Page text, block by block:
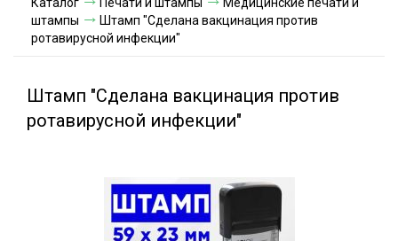
Условия оплаты
Акции и скидки
штампы
Штамп "Сделана вакцинация против
ротавирусной инфекции"
Штамп "Сделана вакцинация против
ротавирусной инфекции"